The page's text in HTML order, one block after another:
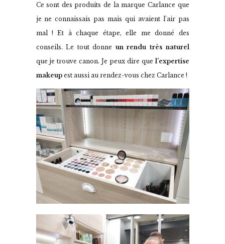
Ce sont des produits de la marque Carlance que
je ne connaissais pas mais qui avaient l’air pas
mal ! Et à chaque étape, elle me donné des
conseils. Le tout donne un rendu très naturel
que je trouve canon. Je peux dire que l’expertise
makeupest aussi au rendez-vous chez Carlance !